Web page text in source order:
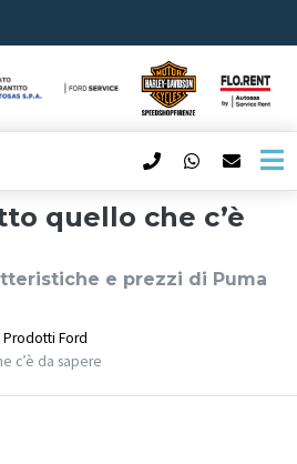
quello che c’è
e prezzi di Puma
Prodotti Ford
c’è da sapere